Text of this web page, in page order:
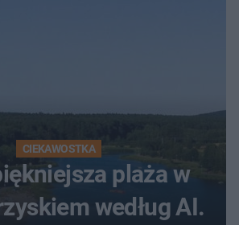
CIEKAWOSTKA
plaża w
według AI.